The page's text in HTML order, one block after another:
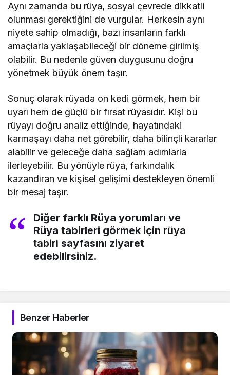
Aynı zamanda bu rüya, sosyal çevrede dikkatli
olunması gerektiğini de vurgular. Herkesin aynı
niyete sahip olmadığı, bazı insanların farklı
amaçlarla yaklaşabileceği bir döneme girilmiş
olabilir. Bu nedenle güven duygusunu doğru
yönetmek büyük önem taşır.
Sonuç olarak rüyada on kedi görmek, hem bir
uyarı hem de güçlü bir fırsat rüyasıdır. Kişi bu
rüyayı doğru analiz ettiğinde, hayatındaki
karmaşayı daha net görebilir, daha bilinçli kararlar
alabilir ve geleceğe daha sağlam adımlarla
ilerleyebilir. Bu yönüyle rüya, farkındalık
kazandıran ve kişisel gelişimi destekleyen önemli
bir mesaj taşır.
Diğer farklı Rüya yorumları ve
Rüya tabirleri görmek için rüya
tabiri sayfasını ziyaret
edebilirsiniz.
Benzer Haberler